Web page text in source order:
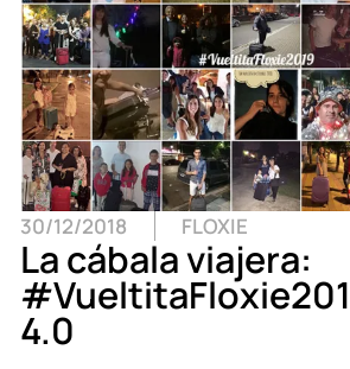
30/12/2018 FLOXIE
La cábala viajera:
4.0